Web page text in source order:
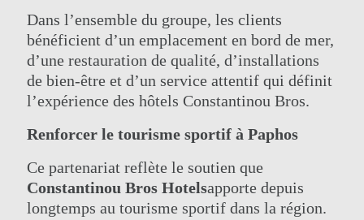
Dans l’ensemble du groupe, les clients
bénéficient d’un emplacement en bord de mer,
d’une restauration de qualité, d’installations
de bien-être et d’un service attentif qui définit
l’expérience des hôtels Constantinou Bros.
Renforcer le tourisme sportif à Paphos
Ce partenariat reflète le soutien que
Constantinou Bros Hotelsapporte depuis
longtemps au tourisme sportif dans la région.